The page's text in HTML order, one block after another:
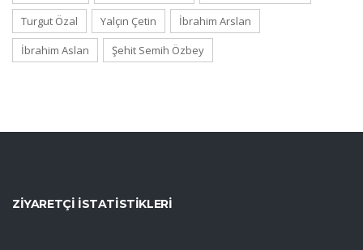
Turgut Özal
Yalçın Çetin
İbrahim Arslan
İbrahim Aslan
Şehit Semih Özbey
ZIYARETÇI İSTATISTIKLERI